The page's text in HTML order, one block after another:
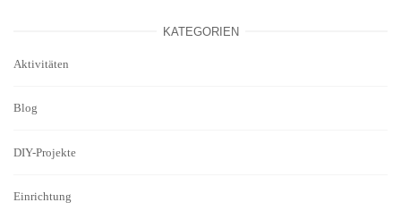
KATEGORIEN
Aktivitäten
Blog
DIY-Projekte
Einrichtung